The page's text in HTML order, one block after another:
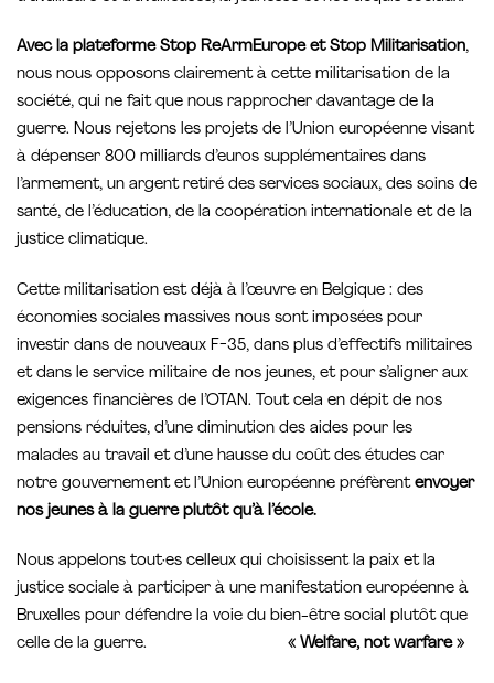
Avec la plateforme Stop ReArmEurope et Stop Militarisation,
nous nous opposons clairement à cette militarisation de la
société, qui ne fait que nous rapprocher davantage de la
guerre. Nous rejetons les projets de l’Union européenne visant
à dépenser 800 milliards d’euros supplémentaires dans
l’armement, un argent retiré des services sociaux, des soins de
santé, de l’éducation, de la coopération internationale et de la
justice climatique.
Cette militarisation est déjà à l’œuvre en Belgique : des
économies sociales massives nous sont imposées pour
investir dans de nouveaux F-35, dans plus d’effectifs militaires
et dans le service militaire de nos jeunes, et pour s’aligner aux
exigences financières de l’OTAN. Tout cela en dépit de nos
pensions réduites, d’une diminution des aides pour les
malades au travail et d’une hausse du coût des études car
notre gouvernement et l’Union européenne préfèrent envoyer
nos jeunes à la guerre plutôt qu’à l’école.
Nous appelons tout·es celleux qui choisissent la paix et la
justice sociale à participer à une manifestation européenne à
Bruxelles pour défendre la voie du bien-être social plutôt que
celle de la guerre. « Welfare, not warfare »